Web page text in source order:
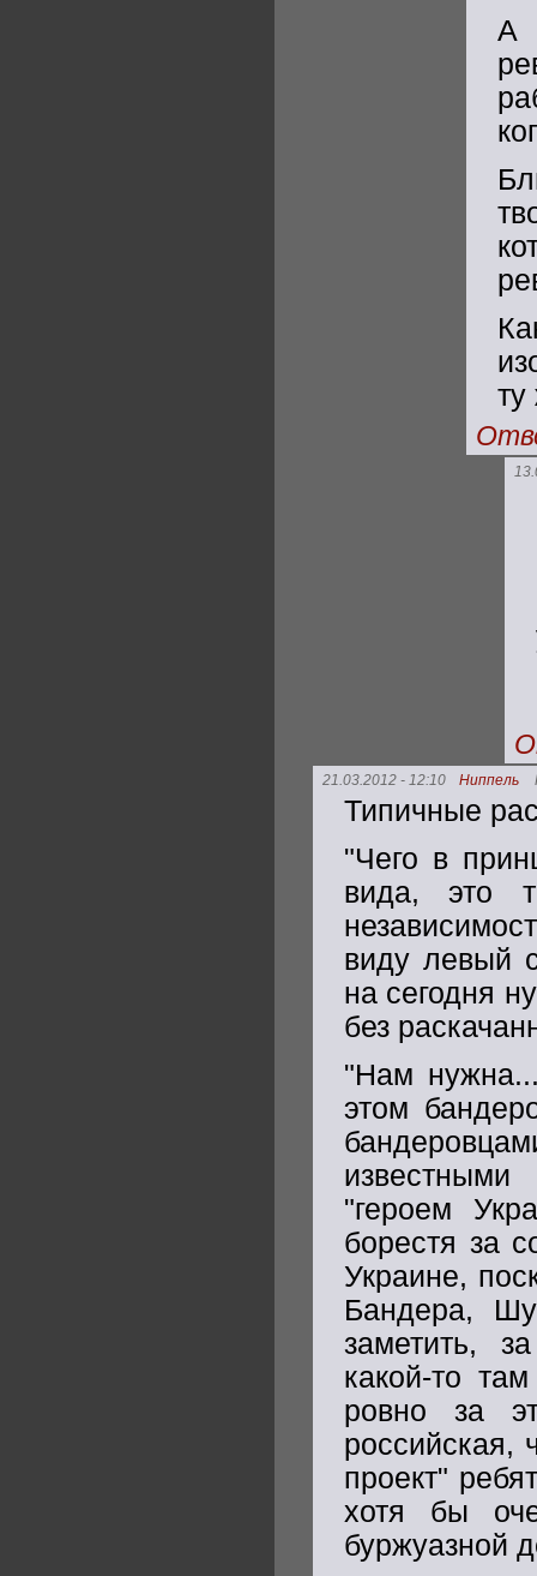
А
21.03.2012 - 12:10 Ниппель
Типичные
"Чего в
вида, это
виду левый
на сегодня
без
"Нам
этом
"героем
борестя за
Украине,
Бандера,
заметить,
какой-то
ровно за
российская,
проект"
хотя бы
буржуазной